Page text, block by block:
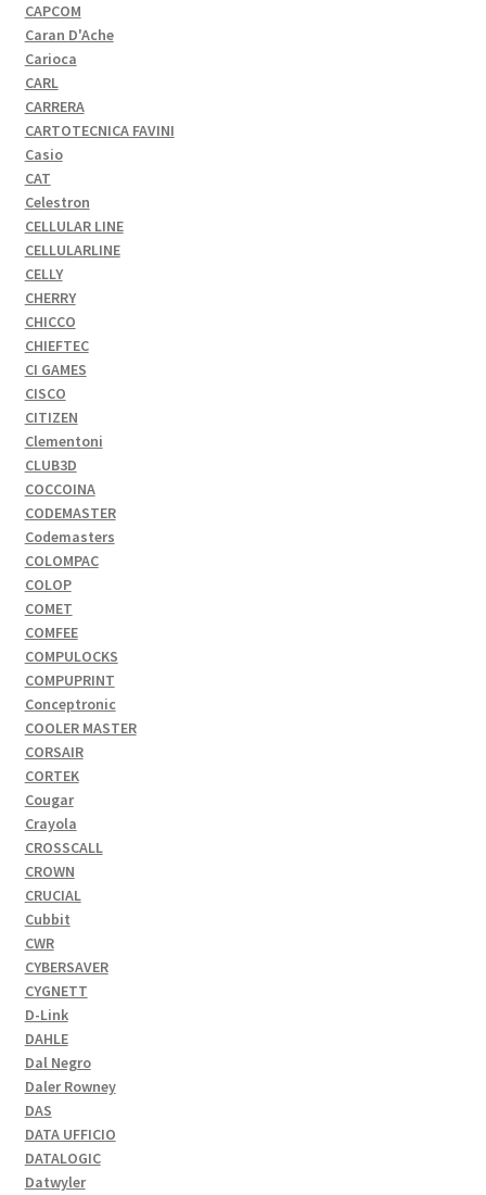
CAPCOM
Caran D'Ache
Carioca
CARL
CARRERA
CARTOTECNICA FAVINI
Casio
CAT
Celestron
CELLULAR LINE
CELLULARLINE
CELLY
CHERRY
CHICCO
CHIEFTEC
CI GAMES
CISCO
CITIZEN
Clementoni
CLUB3D
COCCOINA
CODEMASTER
Codemasters
COLOMPAC
COLOP
COMET
COMFEE
COMPULOCKS
COMPUPRINT
Conceptronic
COOLER MASTER
CORSAIR
CORTEK
Cougar
Crayola
CROSSCALL
CROWN
CRUCIAL
Cubbit
CWR
CYBERSAVER
CYGNETT
D-Link
DAHLE
Dal Negro
Daler Rowney
DAS
DATA UFFICIO
DATALOGIC
Datwyler